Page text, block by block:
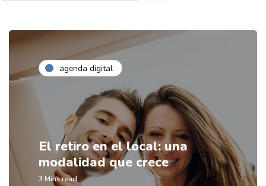
agenda digital
El retiro en el local: una
modalidad que crece
3 Mins read